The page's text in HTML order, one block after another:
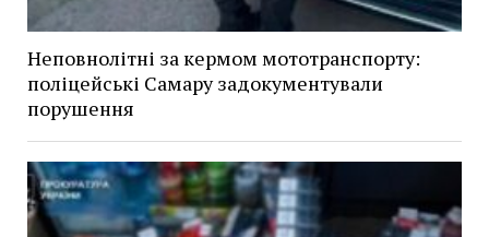
Неповнолітні за кермом мототранспорту:
поліцейські Самару задокументували
порушення